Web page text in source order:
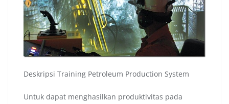
Deskripsi Training Petroleum Production System
Untuk dapat menghasilkan produktivitas pada